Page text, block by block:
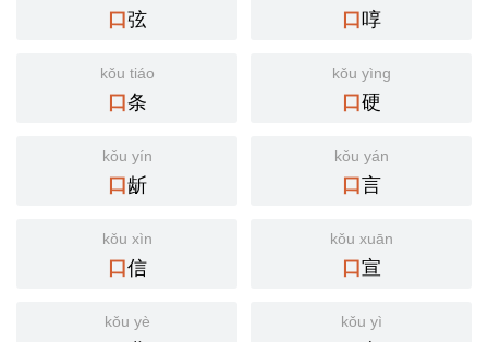
口弦 口啍
kǒu tiáo
口条
kǒu yìng
口硬
kǒu yín
口龂
kǒu yán
口言
kǒu xìn
口信
kǒu xuān
口宣
kǒu yè kǒu yì